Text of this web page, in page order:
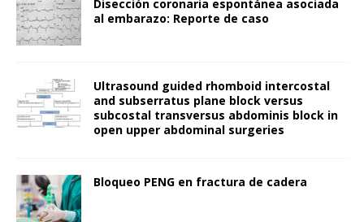
Disección coronaria espontánea asociada
al embarazo: Reporte de caso
Ultrasound guided rhomboid intercostal
and subserratus plane block versus
subcostal transversus abdominis block in
open upper abdominal surgeries
Bloqueo PENG en fractura de cadera